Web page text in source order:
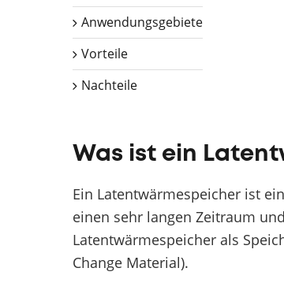
Anwendungsgebiete
Vorteile
Nachteile
Was ist ein
Ein Latentwärmespeicher ist
einen sehr langen Zeitraum
Latentwärmespeicher als
Change Material).